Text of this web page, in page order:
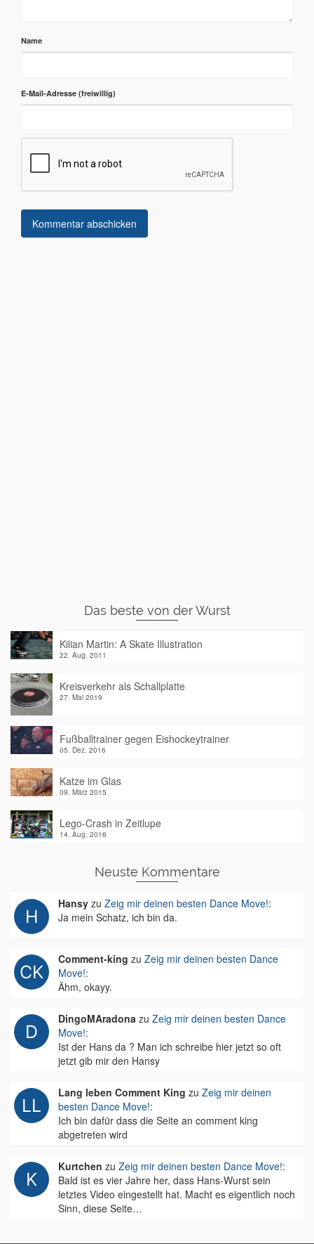
Name
E-Mail-Adresse
Das beste von der Wurst
Kilian Martin: A Skate Illustration
22. Aug. 2011
Kreisverkehr als Schallplatte
27. Mai 2019
Fußballtrainer gegen Eishockeytrainer
05. Dez. 2016
Katze im Glas
09. März 2015
Lego-Crash in Zeitlupe
14. Aug. 2016
Neuste Kommentare
Hansy zu Zeig mir deinen besten Dance Move!:
Ja mein Schatz, ich bin da.
Comment-king zu Zeig mir deinen besten Dance
Move!:
Ähm, okayy.
DingoMAradona zu Zeig mir deinen besten Dance
Move!:
Ist der Hans da ? Man ich schreibe hier jetzt so oft
jetzt gib mir den Hansy
Lang leben Comment King zu Zeig mir deinen
besten Dance Move!:
Ich bin dafür dass die Seite an comment king
abgetreten wird
Kurtchen zu Zeig mir deinen besten Dance Move!:
Bald ist es vier Jahre her, dass Hans-Wurst sein
letztes Video eingestellt hat. Macht es eigentlich noch
Sinn, diese Seite…